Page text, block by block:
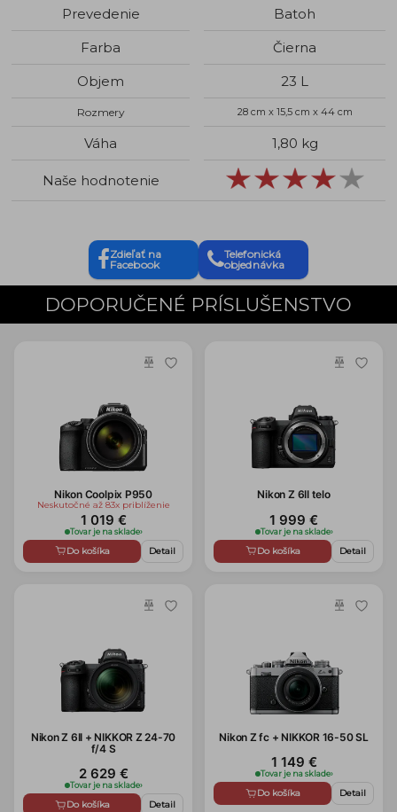
Prevedenie
Batoh
Farba
Čierna
Objem
23 L
Rozmery 28 cm x 15,5 cm x 44 cm
Váha 1,80 kg
Naše hodnotenie
Zdieľať na
Facebook
Telefonická
objednávka
DOPORUČENÉ PRÍSLUŠENSTVO
Nikon Coolpix P950
Neskutočné až 83x priblíženie
1 019 €
Tovar je na sklade›
Do košíka Detail
Nikon Z 6II telo
1 999 €
Tovar je na sklade›
Do košíka Detail
Nikon Z 6II + NIKKOR Z 24-70
f/4 S
2 629 €
Tovar je na sklade›
Do košíka Detail
Nikon Z fc + NIKKOR 16-50 SL
1 149 €
Tovar je na sklade›
Do košíka Detail